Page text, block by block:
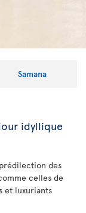
Samana
idyllique
des
celles de
et luxuriants